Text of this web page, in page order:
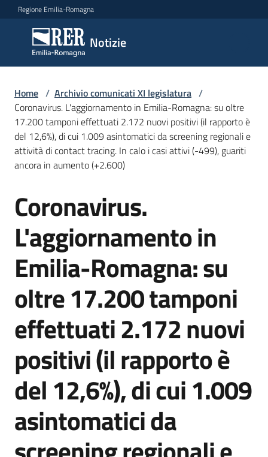
Vai al contenuto
Vai alla navigazione
Vai al footer
Regione Emilia-Romagna
Notizie
Notizie
Comunicati
stampa
Cerca
un
comunicato
Risorse
Agenzia
di
informazione
comunicazione
Seguici
su
Home / Archivio comunicati XI legislatura /
Coronavirus. L'aggiornamento in Emilia-Romagna: su oltre
17.200 tamponi effettuati 2.172 nuovi positivi (il rapporto è
del 12,6%), di cui 1.009 asintomatici da screening regionali e
attività di contact tracing. In calo i casi attivi (-499), guariti
ancora in aumento (+2.600)
Salta al contenuto
Coronavirus.
L'aggiornamento in
Emilia-Romagna: su
oltre 17.200 tamponi
effettuati 2.172 nuovi
positivi (il rapporto è
del 12,6%), di cui 1.009
asintomatici da